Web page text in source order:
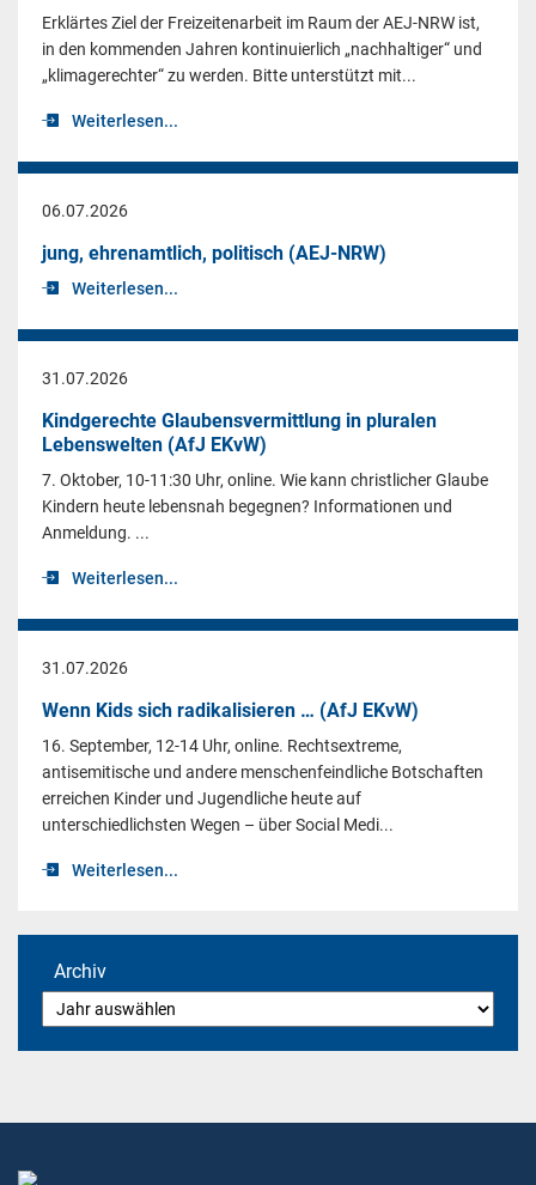
Erklärtes Ziel der Freizeitenarbeit im Raum der AEJ-NRW ist,
in den kommenden Jahren kontinuierlich „nachhaltiger“ und
„klimagerechter“ zu werden. Bitte unterstützt mit...
Weiterlesen...
06.07.2026
jung, ehrenamtlich, politisch (AEJ-NRW)
Weiterlesen...
31.07.2026
Kindgerechte Glaubensvermittlung in pluralen
Lebenswelten (AfJ EKvW)
7. Oktober, 10-11:30 Uhr, online. Wie kann christlicher Glaube
Kindern heute lebensnah begegnen? Informationen und
Anmeldung. ...
Weiterlesen...
31.07.2026
Wenn Kids sich radikalisieren … (AfJ EKvW)
16. September, 12-14 Uhr, online. Rechtsextreme,
antisemitische und andere menschenfeindliche Botschaften
erreichen Kinder und Jugendliche heute auf
unterschiedlichsten Wegen – über Social Medi...
Weiterlesen...
Archiv